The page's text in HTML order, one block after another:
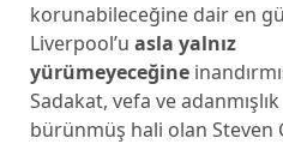
korunabileceğine dair en
Liverpool’u asla yalnız
yürümeyeceğine
Sadakat, vefa ve
bürünmüş hali olan Steven